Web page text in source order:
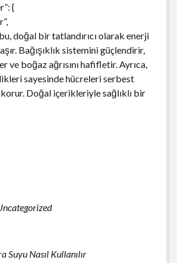
{
doğal bir tatlandırıcı olarak enerji
Bağışıklık sistemini güçlendirir,
ve boğaz ağrısını hafifletir. Ayrıca,
sayesinde hücreleri serbest
Doğal içerikleriyle sağlıklı bir
Suyu Nasıl Kullanılır